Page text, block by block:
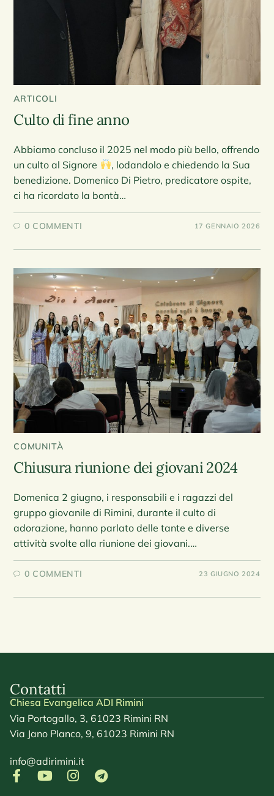
ARTICOLI
Culto di fine anno
Abbiamo concluso il 2025 nel modo più bello, offrendo
un culto al Signore
, lodandolo e chiedendo la Sua
benedizione. Domenico Di Pietro, predicatore ospite,
ci ha ricordato la bontà…
0 COMMENTI 17 GENNAIO 2026
COMUNITÀ
Chiusura riunione dei giovani 2024
Domenica 2 giugno, i responsabili e i ragazzi del
gruppo giovanile di Rimini, durante il culto di
adorazione, hanno parlato delle tante e diverse
attività svolte alla riunione dei giovani.…
0 COMMENTI 23 GIUGNO 2024
Contatti
Chiesa Evangelica ADI Rimini
Via Portogallo, 3, 61023 Rimini RN
Via Jano Planco, 9, 61023 Rimini RN
info@adirimini.it